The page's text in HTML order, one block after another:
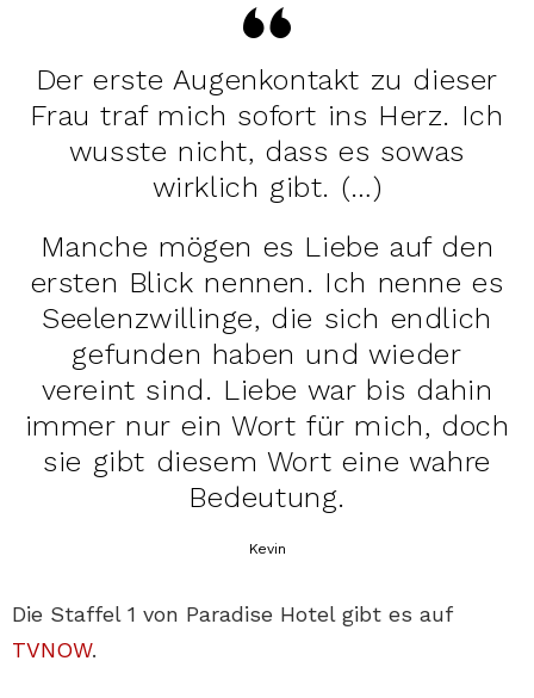
Der erste Augenkontakt zu dieser
Frau traf mich sofort ins Herz. Ich
wusste nicht, dass es sowas
wirklich gibt. (…)
Manche mögen es Liebe auf den
ersten Blick nennen. Ich nenne es
Seelenzwillinge, die sich endlich
gefunden haben und wieder
vereint sind. Liebe war bis dahin
immer nur ein Wort für mich, doch
sie gibt diesem Wort eine wahre
Bedeutung.
Kevin
Die Staffel 1 von Paradise Hotel gibt es auf
TVNOW.